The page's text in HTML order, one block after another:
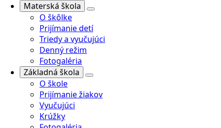
Materská škola
O škôlke
Prijímanie detí
Triedy a vyučujúci
Denný režim
Fotogaléria
Základná škola
O škole
Prijímanie žiakov
Vyučujúci
Krúžky